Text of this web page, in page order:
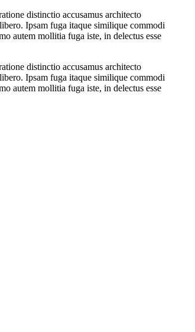
distinctio accusamus architecto
Ipsam fuga itaque similique commodi
autem mollitia fuga iste, in delectus esse
distinctio accusamus architecto
Ipsam fuga itaque similique commodi
autem mollitia fuga iste, in delectus esse